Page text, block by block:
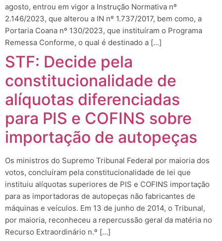
agosto, entrou em vigor a Instrução Normativa nº
2.146/2023, que alterou a IN nº 1.737/2017, bem como, a
Portaria Coana nº 130/2023, que instituíram o Programa
Remessa Conforme, o qual é destinado a […]
STF: Decide pela
constitucionalidade de
alíquotas diferenciadas
para PIS e COFINS sobre
importação de autopeças
Os ministros do Supremo Tribunal Federal por maioria dos
votos, concluíram pela constitucionalidade de lei que
instituiu alíquotas superiores de PIS e COFINS importação
para as importadoras de autopeças não fabricantes de
máquinas e veículos. Em 13 de junho de 2014, o Tribunal,
por maioria, reconheceu a repercussão geral da matéria no
Recurso Extraordinário n.º […]